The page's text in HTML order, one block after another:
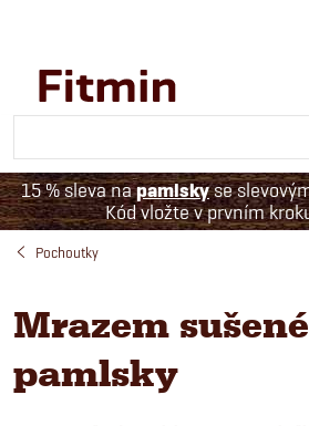
15 % sleva napamlskyse
Kód vložte v prvním
Pochoutky
Mrazem sušené
pamlsky